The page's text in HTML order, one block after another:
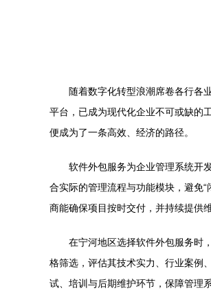
随着数字化转型浪潮席卷各行各
平台，已成为现代化企业不可或缺的
便成为了一条高效、经济的路径。
软件外包服务为企业管理系统开
合实际的管理流程与功能模块，避免
商能确保项目按时交付，并持续提供
在宁河地区选择软件外包服务时
格筛选，评估其技术实力、行业案例
试、培训与后期维护环节，保障管理